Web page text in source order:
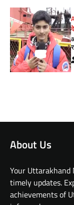
About Us
Your Uttarakhand
timely updates.
achievements of